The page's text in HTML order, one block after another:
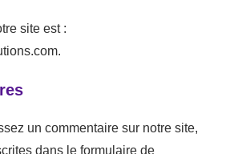
site est :
un commentaire sur notre site,
dans le formulaire de